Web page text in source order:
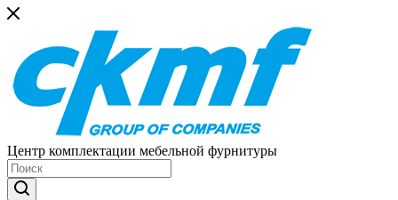
Центр комплектации мебельной фурнитуры